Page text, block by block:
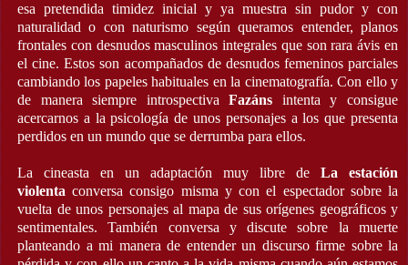
esa pretendida timidez inicial y ya muestra sin pudor y con
naturalidad o con naturismo según queramos entender, planos
frontales con desnudos masculinos integrales que son rara ávis en
el cine. Estos son acompañados de desnudos femeninos parciales
cambiando los papeles habituales en la cinematografía. Con ello y
de manera siempre introspectivaFazáns intenta y consigue
acercarnos a la psicología de unos personajes a los que presenta
perdidos en un mundo que se derrumba para ellos.
La cineasta en un adaptación muy libre de La estación
violenta conversa consigo misma y con el espectador sobre la
vuelta de unos personajes al mapa de sus orígenes geográficos y
sentimentales. También conversa y discute sobre la muerte
planteando a mi manera de entender un discurso firme sobre la